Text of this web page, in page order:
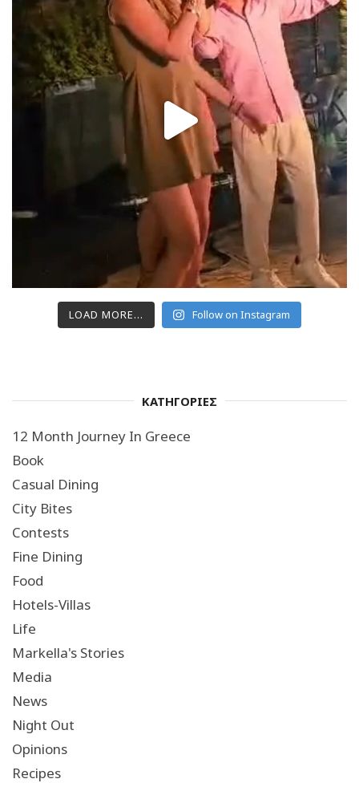
LOAD MORE... Follow on Instagram
ΚΑΤΗΓΟΡΙΕΣ
12 Month Journey In Greece
Book
Casual Dining
City Bites
Contests
Fine Dining
Food
Hotels-Villas
Life
Markella's Stories
Media
News
Night Out
Opinions
Recipes